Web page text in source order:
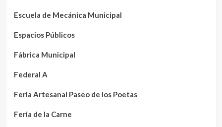
Escuela de Mecánica Municipal
Espacios Públicos
Fábrica Municipal
Federal A
Feria Artesanal Paseo de los Poetas
Feria de la Carne